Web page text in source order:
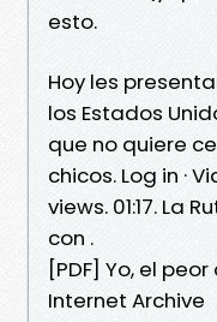
esto.
Hoy les
los Estados
que no quiere
chicos. Log in ·
views. 01:17. La
con .
[PDF] Yo, el
Internet Archive